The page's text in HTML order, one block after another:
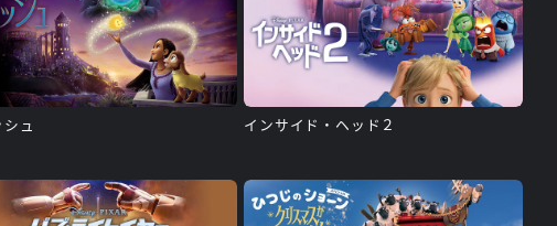
ュ インサイド・ヘッド２